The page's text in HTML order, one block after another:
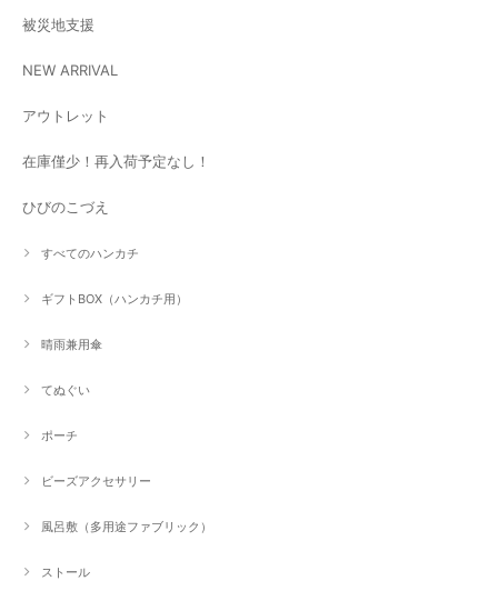
被災地支援
NEW ARRIVAL
アウトレット
在庫僅少！再入荷予定なし！
ひびのこづえ
すべてのハンカチ
ギフトBOX（ハンカチ用）
晴雨兼用傘
てぬぐい
ポーチ
ビーズアクセサリー
風呂敷（多用途ファブリック）
ストール